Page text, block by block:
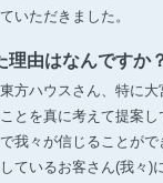
いただきました。
理由はなんですか
方ハウスさん、特に
とを真に考えて提案し
我々が信じることが
ているお客さん(我々)